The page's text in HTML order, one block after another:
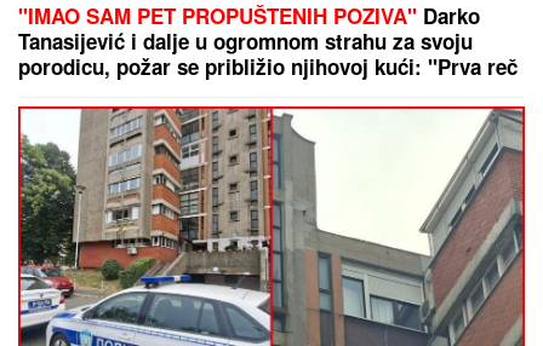
"IMAO SAM PET PROPUŠTENIH POZIVA" Darko
Tanasijević i dalje u ogromnom strahu za svoju
porodicu, požar se približio njihovoj kući: "Prva reč